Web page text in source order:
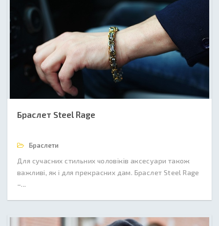
Браслет Steel Rage
Браслети
Для сучасних стильних чоловіків аксесуари також
важливі, як і для прекрасних дам. Браслет Steel Rage
–...